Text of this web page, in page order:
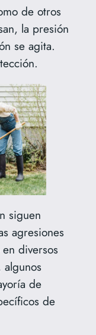
de otros
la presión
se agita.
siguen
agresiones
diversos
algunos
de
de